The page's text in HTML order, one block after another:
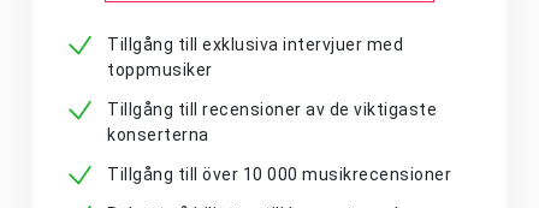
Tillgång till exklusiva intervjuer med
toppmusiker
Tillgång till recensioner av de viktigaste
konserterna
Tillgång till över 10 000 musikrecensioner